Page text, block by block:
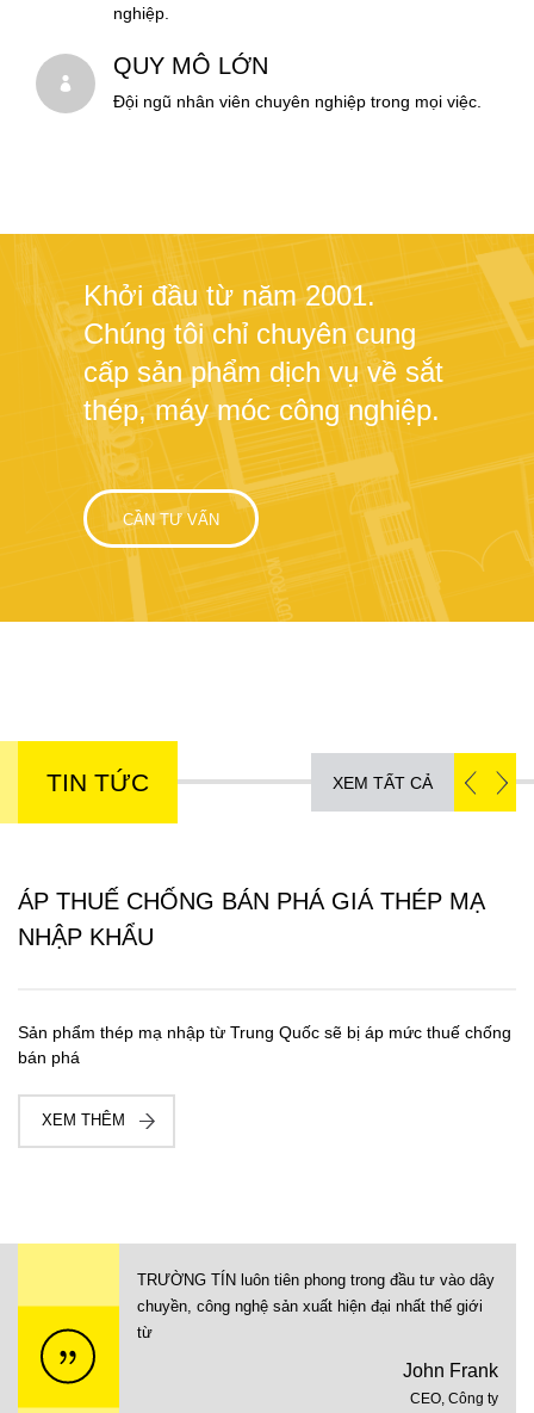
nghiệp.
QUY MÔ LỚN
Đội ngũ nhân viên chuyên nghiệp trong mọi việc.
Khởi đầu từ năm 2001.
Chúng tôi chỉ chuyên cung
cấp sản phẩm dịch vụ về sắt
thép, máy móc công nghiệp.
CẦN TƯ VẤN
TIN TỨC XEM TẤT CẢ
ÁP THUẾ CHỐNG BÁN PHÁ GIÁ THÉP MẠ
NHẬP KHẨU
Sản phẩm thép mạ nhập từ Trung Quốc sẽ bị áp mức thuế chống
bán phá
XEM THÊM
TRƯỜNG TÍN luôn tiên phong trong đầu tư vào dây
chuyền, công nghệ sản xuất hiện đại nhất thế giới
từ
John Frank
CEO, Công ty